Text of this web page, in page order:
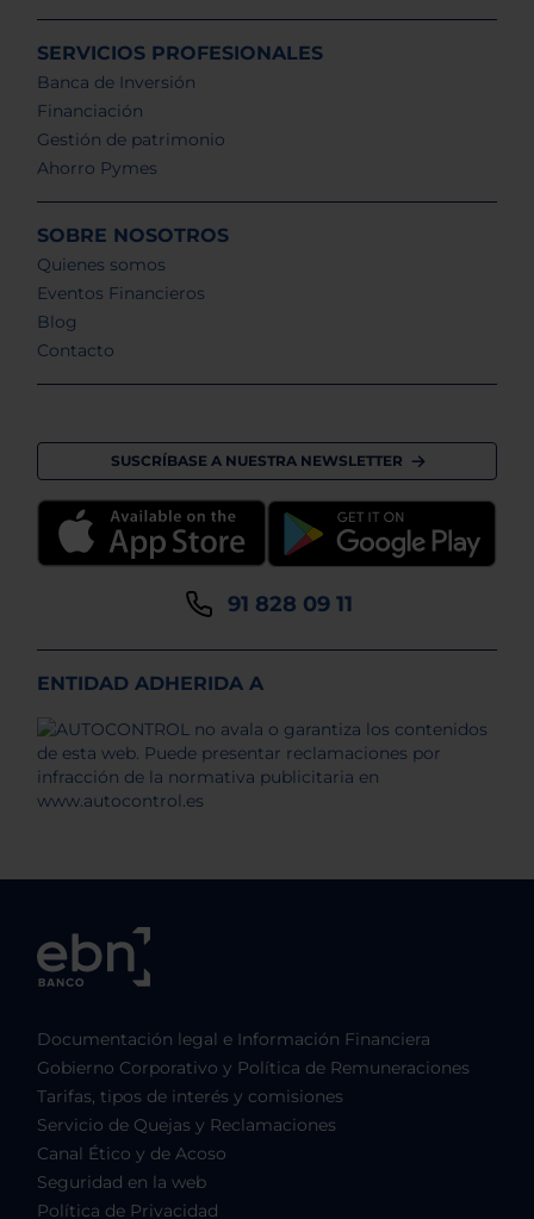
SERVICIOS PROFESIONALES
Banca de Inversión
Financiación
Gestión de patrimonio
Ahorro Pymes
SOBRE NOSOTROS
Quienes somos
Eventos Financieros
Blog
Contacto
SUSCRÍBASE A NUESTRA NEWSLETTER
91 828 09 11
ENTIDAD ADHERIDA A
Documentación legal e Información Financiera
Gobierno Corporativo y Política de Remuneraciones
Tarifas, tipos de interés y comisiones
Servicio de Quejas y Reclamaciones
Canal Ético y de Acoso
Seguridad en la web
Política de Privacidad